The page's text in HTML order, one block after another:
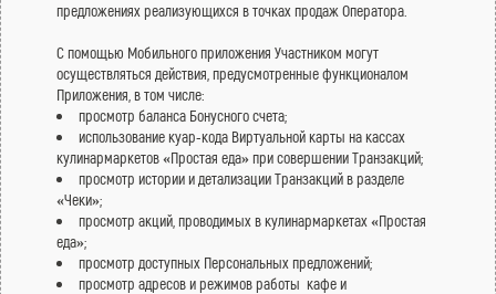
предложениях реализующихся в точках продаж Оператора.
С помощью Мобильного приложения Участником могут
осуществляться действия, предусмотренные функционалом
Приложения, в том числе:
просмотр баланса Бонусного счета;
использование куар-кода Виртуальной карты на кассах
кулинармаркетов «Простая еда» при совершении Транзакций;
просмотр истории и детализации Транзакций в разделе
«Чеки»;
просмотр акций, проводимых в кулинармаркетах «Простая
еда»;
просмотр доступных Персональных предложений;
просмотр адресов и режимов работы кафе и